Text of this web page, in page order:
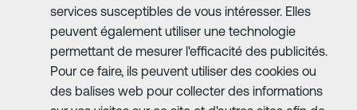
services susceptibles de vous intéresser. Elles
peuvent également utiliser une technologie
permettant de mesurer l'efficacité des publicités.
Pour ce faire, ils peuvent utiliser des cookies ou
des balises web pour collecter des informations